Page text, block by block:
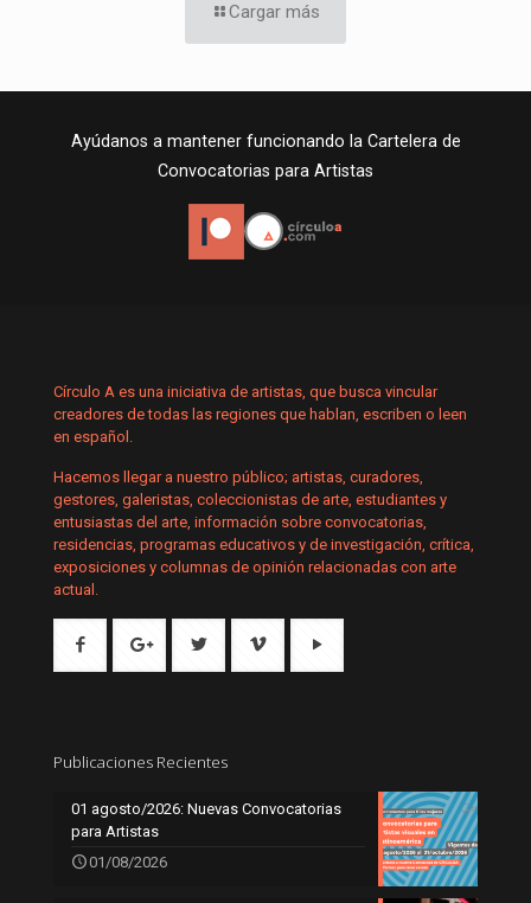
Cargar más
Ayúdanos a mantener funcionando la Cartelera de
Convocatorias para Artistas
Círculo A es una iniciativa de artistas, que busca vincular
creadores de todas las regiones que hablan, escriben o leen
en español.
Hacemos llegar a nuestro público; artistas, curadores,
gestores, galeristas, coleccionistas de arte, estudiantes y
entusiastas del arte, información sobre convocatorias,
residencias, programas educativos y de investigación, crítica,
exposiciones y columnas de opinión relacionadas con arte
actual.
Publicaciones Recientes
01 agosto/2026: Nuevas Convocatorias
para Artistas
01/08/2026